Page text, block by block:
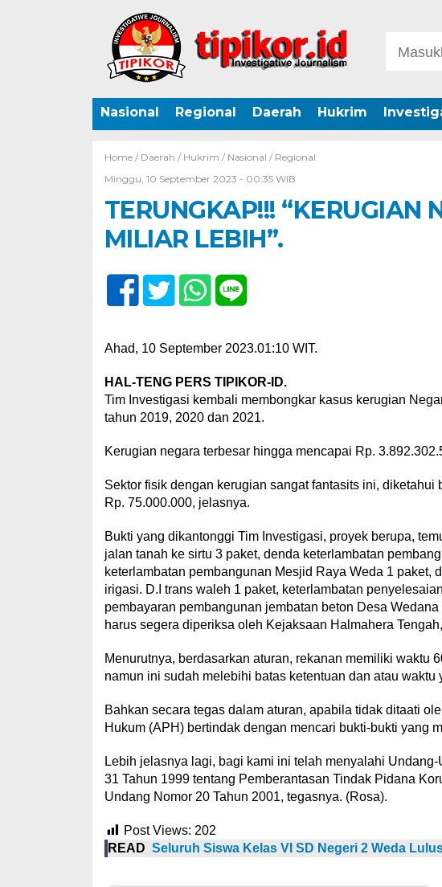
Nasional Regional Daerah Hukrim
Home / Daerah / Hukrim / Nasional / Regional
Minggu, 10 September 2023 - 00:35 WIB
TERUNGKAP!!! “KERUGIAN
MILIAR LEBIH”.
Ahad, 10 September 2023.01:10 WIT.
HAL-TENG PERS TIPIKOR-ID.
Tim Investigasi kembali membongkar kasus kerugian
tahun 2019, 2020 dan 2021.
Kerugian negara terbesar hingga mencapai Rp.
Sektor fisik dengan kerugian sangat fantasits ini,
Rp. 75.000.000, jelasnya.
Bukti yang dikantonggi Tim Investigasi, proyek berupa,
jalan tanah ke sirtu 3 paket, denda keterlambatan
keterlambatan pembangunan Mesjid Raya Weda 1 paket,
irigasi. D.I trans waleh 1 paket, keterlambatan
pembayaran pembangunan jembatan beton Desa
harus segera diperiksa oleh Kejaksaan Halmahera
Menurutnya, berdasarkan aturan, rekanan memiliki waktu
namun ini sudah melebihi batas ketentuan dan atau waktu
Bahkan secara tegas dalam aturan, apabila tidak ditaati
Hukum (APH) bertindak dengan mencari bukti-bukti yang
Lebih jelasnya lagi, bagi kami ini telah menyalahi
31 Tahun 1999 tentang Pemberantasan Tindak Pidana
Undang Nomor 20 Tahun 2001, tegasnya. (Rosa).
Post Views: 202
READ Seluruh Siswa Kelas VI SD Negeri 2 Weda